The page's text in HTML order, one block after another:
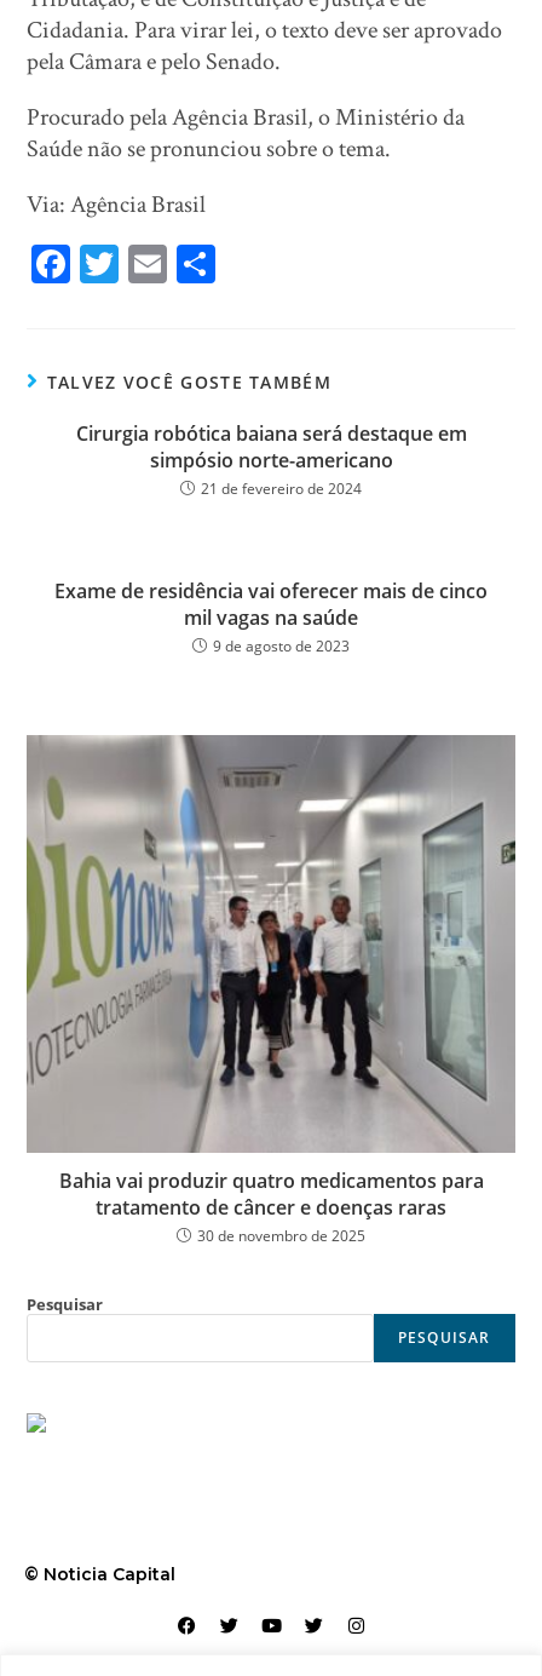
Cidadania. Para virar lei, o texto deve ser aprovado
pela Câmara e pelo Senado.
Procurado pela Agência Brasil, o Ministério da
Saúde não se pronunciou sobre o tema.
Via: Agência Brasil
Fa
ok
T
er
E
TALVEZ VOCÊ GOSTE TAMBÉM
Cirurgia robótica baiana será destaque em
simpósio norte-americano
21 de fevereiro de 2024
Exame de residência vai oferecer mais de cinco
mil vagas na saúde
9 de agosto de 2023
Bahia vai produzir quatro medicamentos para
tratamento de câncer e doenças raras
30 de novembro de 2025
Pesquisar
PESQUISAR
© Noticia Capital